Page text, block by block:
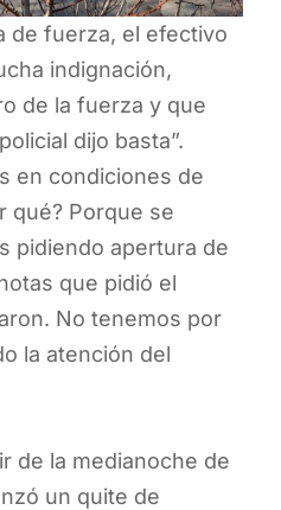
de fuerza, el efectivo
indignación,
de la fuerza y que
dijo basta”.
en condiciones de
qué? Porque se
pidiendo apertura de
que pidió el
No tenemos por
la atención del
de la medianoche de
un quite de